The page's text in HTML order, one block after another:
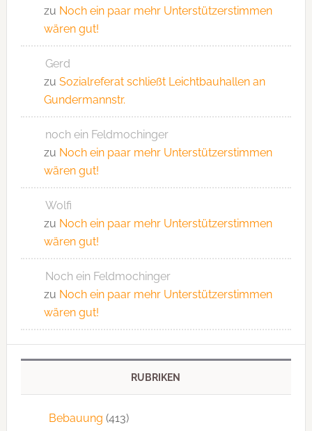
zu Noch ein paar mehr Unterstützerstimmen
wären gut!
Gerd
zu Sozialreferat schließt Leichtbauhallen an
Gundermannstr.
noch ein Feldmochinger
zu Noch ein paar mehr Unterstützerstimmen
wären gut!
Wolfi
zu Noch ein paar mehr Unterstützerstimmen
wären gut!
Noch ein Feldmochinger
zu Noch ein paar mehr Unterstützerstimmen
wären gut!
RUBRIKEN
Bebauung (413)